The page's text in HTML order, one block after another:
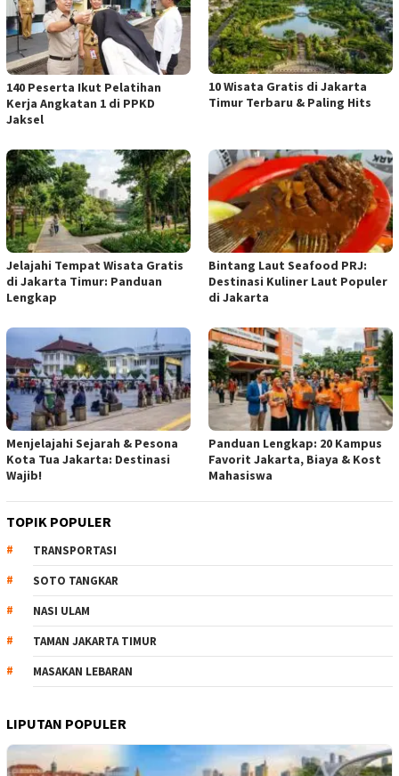
140 Peserta Ikut Pelatihan
Kerja Angkatan 1 di PPKD
Jaksel
10 Wisata Gratis di Jakarta
Timur Terbaru & Paling Hits
Jelajahi Tempat Wisata Gratis
di Jakarta Timur: Panduan
Lengkap
Bintang Laut Seafood PRJ:
Destinasi Kuliner Laut Populer
di Jakarta
Menjelajahi Sejarah & Pesona
Kota Tua Jakarta: Destinasi
Wajib!
Panduan Lengkap: 20 Kampus
Favorit Jakarta, Biaya & Kost
Mahasiswa
TOPIK POPULER
TRANSPORTASI
SOTO TANGKAR
NASI ULAM
TAMAN JAKARTA TIMUR
MASAKAN LEBARAN
LIPUTAN POPULER